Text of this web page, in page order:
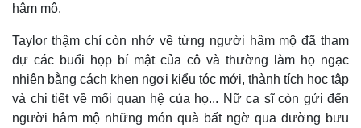
hâm mộ.
Taylor thậm chí còn nhớ về từng người hâm mộ đã tham
dự các buổi họp bí mật của cô và thường làm họ ngạc
nhiên bằng cách khen ngợi kiểu tóc mới, thành tích học tập
và chi tiết về mối quan hệ của họ... Nữ ca sĩ còn gửi đến
người hâm mộ những món quà bất ngờ qua đường bưu